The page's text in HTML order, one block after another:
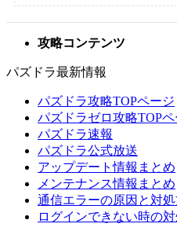
攻略コンテンツ
パズドラ最新情報
パズドラ攻略TOPページ
パズドラゼロ攻略TOPペ
パズドラ速報
パズドラ公式放送
アップデート情報まとめ
メンテナンス情報まとめ
通信エラーの原因と対
ログインできない時の